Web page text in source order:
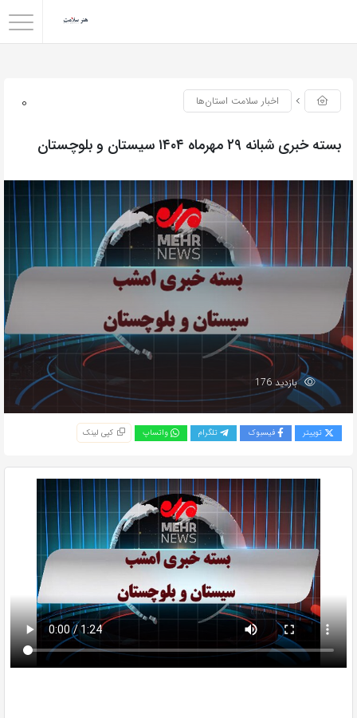
0 اخبار سلامت استان‌ها
بسته خبری شبانه ۲۹ مهرماه ۱۴۰۴ سیستان و بلوچستان
بازدید 176
توییتر فیسبوک تلگرام واتساپ کپی لینک